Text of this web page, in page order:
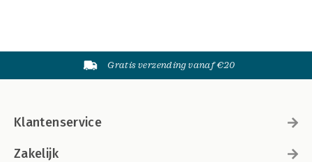
Gratis verzending vanaf €20
Klantenservice
Zakelijk